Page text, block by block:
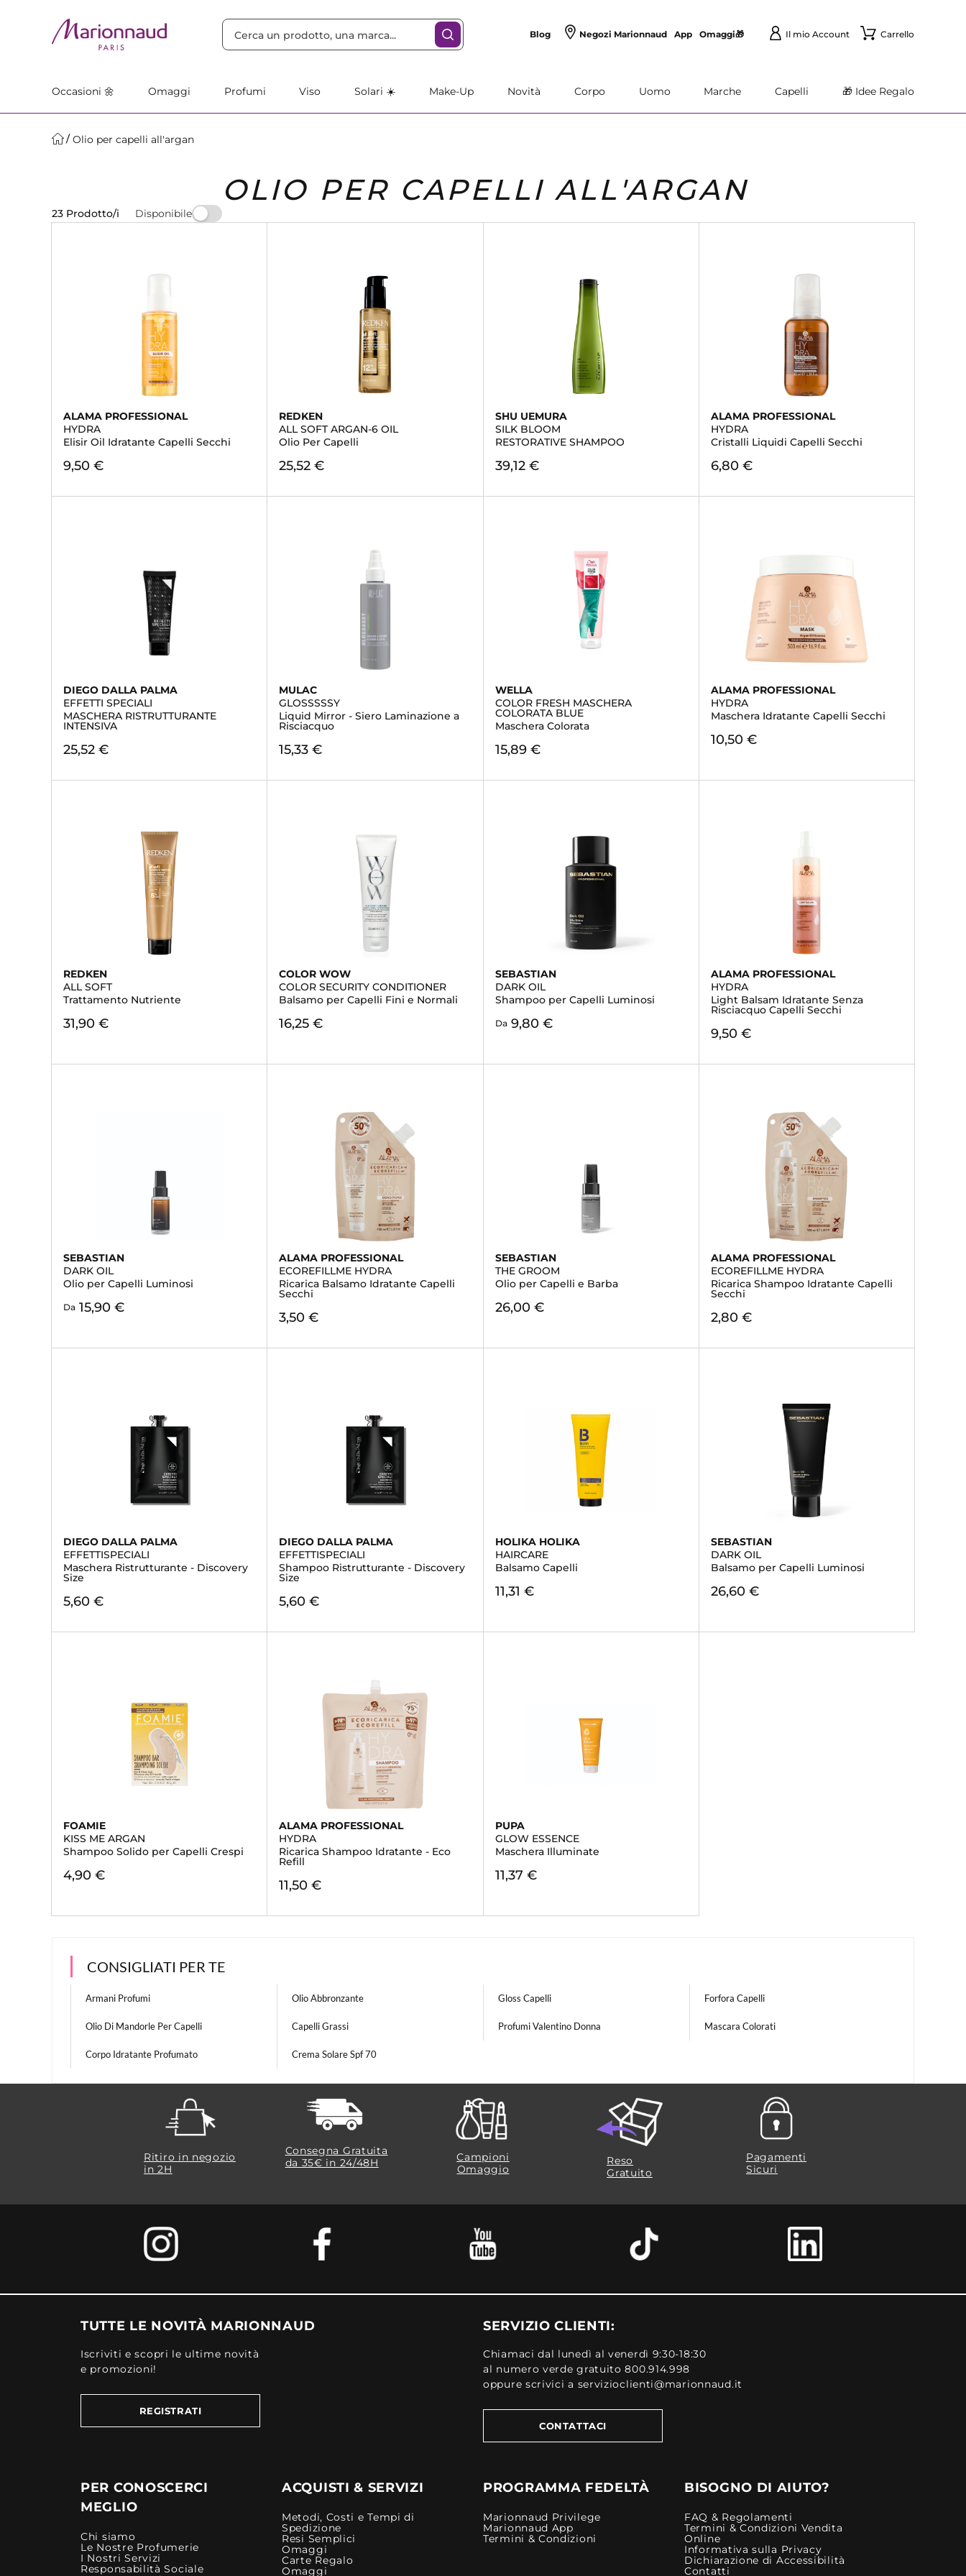
Blog Negozi Marionnaud App Omaggi🎁 Il mio Account Carrello
Occasioni 🌼 Omaggi Profumi Viso Solari ☀️ Make-Up Novità Corpo Uomo Marche Capelli 🎁 Idee Regalo
Olio per capelli all'argan
OLIO PER CAPELLI ALL'ARGAN
23 Prodotto/i Disponibile
ALAMA PROFESSIONAL
HYDRA
Elisir Oil Idratante Capelli Secchi
9,50 €
REDKEN
ALL SOFT ARGAN-6 OIL
Olio Per Capelli
25,52 €
SHU UEMURA
SILK BLOOM
RESTORATIVE SHAMPOO
39,12 €
ALAMA PROFESSIONAL
HYDRA
Cristalli Liquidi Capelli Secchi
6,80 €
DIEGO DALLA PALMA
EFFETTI SPECIALI
MASCHERA RISTRUTTURANTE
INTENSIVA
25,52 €
MULAC
GLOSSSSSY
Liquid Mirror - Siero Laminazione a
Risciacquo
15,33 €
WELLA
COLOR FRESH MASCHERA
COLORATA BLUE
Maschera Colorata
15,89 €
ALAMA PROFESSIONAL
HYDRA
Maschera Idratante Capelli Secchi
10,50 €
REDKEN
ALL SOFT
Trattamento Nutriente
31,90 €
COLOR WOW
COLOR SECURITY CONDITIONER
Balsamo per Capelli Fini e Normali
16,25 €
SEBASTIAN
DARK OIL
Shampoo per Capelli Luminosi
Da 9,80 €
ALAMA PROFESSIONAL
HYDRA
Light Balsam Idratante Senza
Risciacquo Capelli Secchi
9,50 €
SEBASTIAN
DARK OIL
Olio per Capelli Luminosi
Da 15,90 €
ALAMA PROFESSIONAL
ECOREFILLME HYDRA
Ricarica Balsamo Idratante Capelli
Secchi
3,50 €
SEBASTIAN
THE GROOM
Olio per Capelli e Barba
26,00 €
ALAMA PROFESSIONAL
ECOREFILLME HYDRA
Ricarica Shampoo Idratante Capelli
Secchi
2,80 €
DIEGO DALLA PALMA
EFFETTISPECIALI
Maschera Ristrutturante - Discovery
Size
5,60 €
DIEGO DALLA PALMA
EFFETTISPECIALI
Shampoo Ristrutturante - Discovery
Size
5,60 €
HOLIKA HOLIKA
HAIRCARE
Balsamo Capelli
11,31 €
SEBASTIAN
DARK OIL
Balsamo per Capelli Luminosi
26,60 €
FOAMIE
KISS ME ARGAN
Shampoo Solido per Capelli Crespi
4,90 €
ALAMA PROFESSIONAL
HYDRA
Ricarica Shampoo Idratante - Eco
Refill
11,50 €
PUPA
GLOW ESSENCE
Maschera Illuminate
11,37 €
CONSIGLIATI PER TE
Armani Profumi Olio Abbronzante Gloss Capelli Forfora Capelli
Olio Di Mandorle Per Capelli Capelli Grassi Profumi Valentino Donna Mascara Colorati
Corpo Idratante Profumato Crema Solare Spf 70
Ritiro in negozio
in 2H
Consegna Gratuita
da 35€​ in 24/48H
Campioni
Omaggio
Reso
Gratuito
Pagamenti
Sicuri
TUTTE LE NOVITÀ MARIONNAUD
Iscriviti e scopri le ultime novità
e promozioni!
REGISTRATI
SERVIZIO CLIENTI:
Chiamaci dal lunedì al venerdì 9:30-18:30
al numero verde gratuito 800.914.998
oppure scrivici a servizioclienti@marionnaud.it
CONTATTACI
PER CONOSCERCI
MEGLIO
Chi siamo
Le Nostre Profumerie
I Nostri Servizi
Responsabilità Sociale
ACQUISTI & SERVIZI
Metodi, Costi e Tempi di
Spedizione
Resi Semplici
Omaggi
Carte Regalo
Omaggi
PROGRAMMA FEDELTÀ
Marionnaud Privilege
Marionnaud App
Termini & Condizioni
BISOGNO DI AIUTO?
FAQ & Regolamenti
Termini & Condizioni Vendita
Online
Informativa sulla Privacy
Dichiarazione di Accessibilità
Contatti